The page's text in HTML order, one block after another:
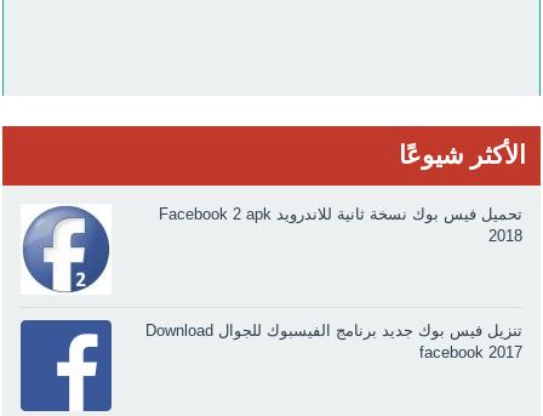
الأكثر شيوعًا
تحميل فيس بوك نسخة ثانية للاندرويد Facebook 2 apk
2018
تنزيل فيس بوك جديد برنامج الفيسبوك للجوال Download
facebook 2017